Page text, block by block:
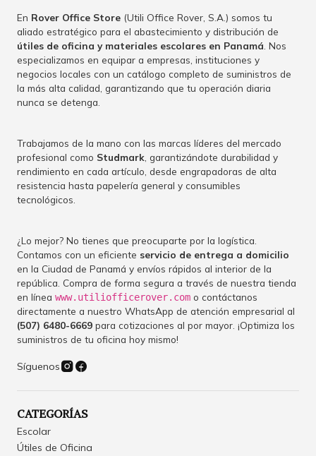
En Rover Office Store (Utili Office Rover, S.A.) somos tu
aliado estratégico para el abastecimiento y distribución de
útiles de oficina y materiales escolares en Panamá . Nos
especializamos en equipar a empresas, instituciones y
negocios locales con un catálogo completo de suministros de
la más alta calidad, garantizando que tu operación diaria
nunca se detenga.
Trabajamos de la mano con las marcas líderes del mercado
profesional como Studmark , garantizándote durabilidad y
rendimiento en cada artículo, desde engrapadoras de alta
resistencia hasta papelería general y consumibles
tecnológicos.
¿Lo mejor? No tienes que preocuparte por la logística.
Contamos con un eficiente servicio de entrega a domicilio
en la Ciudad de Panamá y envíos rápidos al interior de la
república. Compra de forma segura a través de nuestra tienda
en línea www.utiliofficerover.com o contáctanos
directamente a nuestro WhatsApp de atención empresarial al
(507) 6480-6669 para cotizaciones al por mayor. ¡Optimiza los
suministros de tu oficina hoy mismo!
Síguenos
CATEGORÍAS
Escolar
Útiles de Oficina